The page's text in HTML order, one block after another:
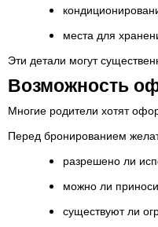
места для
Эти детали могут
Возможность
Многие родители хотят
Перед бронированием
разрешено ли
можно ли
существуют ли